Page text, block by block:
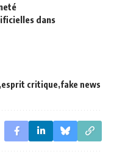
dans
esprit critique fake news